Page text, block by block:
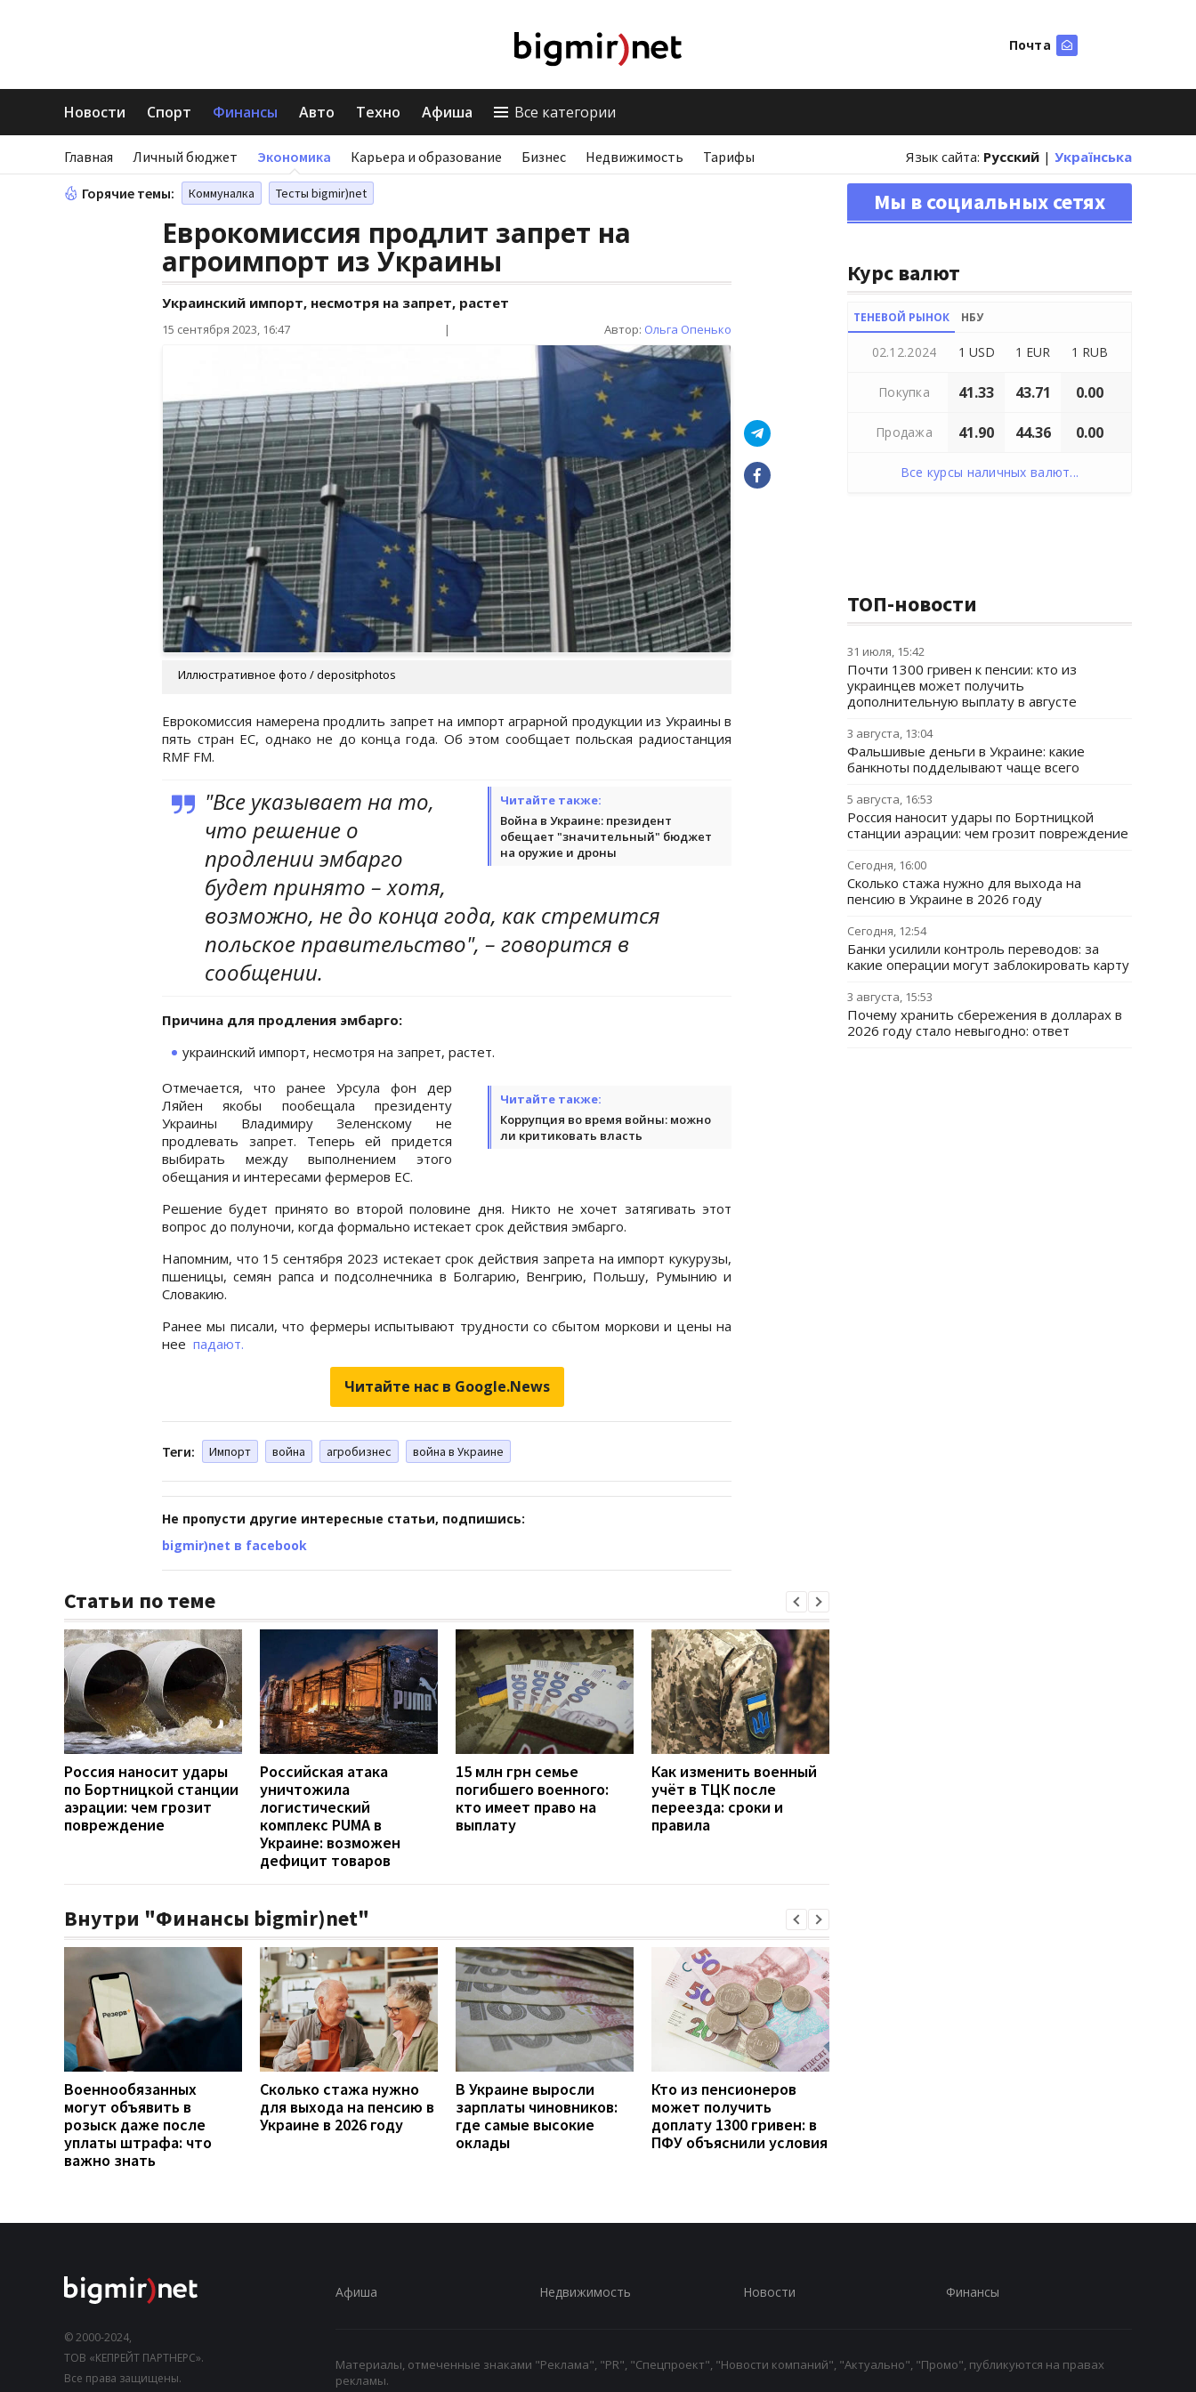
Почта
Новости Спорт Финансы Авто Техно Афиша Все категории
Главная Личный бюджет Экономика Карьера и образование Бизнес Недвижимость Тарифы Язык сайта: Русский | Українська
Горячие темы: Коммуналка Тесты bigmir)net
Еврокомиссия продлит запрет на
агроимпорт из Украины
Украинский импорт, несмотря на запрет, растет
15 сентября 2023, 16:47 | Автор: Ольга Опенько
Иллюстративное фото / depositphotos
Еврокомиссия намерена продлить запрет на импорт аграрной продукции из Украины в
пять стран ЕС, однако не до конца года. Об этом сообщает польская радиостанция
RMF FM.
Читайте также:
Война в Украине: президент
обещает "значительный" бюджет
на оружие и дроны
"Все указывает на то,
что решение о
продлении эмбарго
будет принято – хотя,
возможно, не до конца года, как стремится
польское правительство", – говорится в
сообщении.
Причина для продления эмбарго:
украинский импорт, несмотря на запрет, растет.
Читайте также:
Коррупция во время войны: можно
ли критиковать власть
Отмечается, что ранее Урсула фон дер
Ляйен якобы пообещала президенту
Украины Владимиру Зеленскому не
продлевать запрет. Теперь ей придется
выбирать между выполнением этого
обещания и интересами фермеров ЕС.
Решение будет принято во второй половине дня. Никто не хочет затягивать этот
вопрос до полуночи, когда формально истекает срок действия эмбарго.
Напомним, что 15 сентября 2023 истекает срок действия запрета на импорт кукурузы,
пшеницы, семян рапса и подсолнечника в Болгарию, Венгрию, Польшу, Румынию и
Словакию.
Ранее мы писали, что фермеры испытывают трудности со сбытом моркови и цены на
нее падают.
Читайте нас в Google.News
Теги: Импорт война агробизнес война в Украине
Не пропусти другие интересные статьи, подпишись:
bigmir)net в facebook
Статьи по теме
Россия наносит удары
по Бортницкой станции
аэрации: чем грозит
повреждение
Российская атака
уничтожила
логистический
комплекс PUMA в
Украине: возможен
дефицит товаров
15 млн грн семье
погибшего военного:
кто имеет право на
выплату
Как изменить военный
учёт в ТЦК после
переезда: сроки и
правила
Внутри "Финансы bigmir)net"
Военнообязанных
могут объявить в
розыск даже после
уплаты штрафа: что
важно знать
Сколько стажа нужно
для выхода на пенсию в
Украине в 2026 году
В Украине выросли
зарплаты чиновников:
где самые высокие
оклады
Кто из пенсионеров
может получить
доплату 1300 гривен: в
ПФУ объяснили условия
Мы в социальных сетях
Курс валют
ТЕНЕВОЙ РЫНОК НБУ
02.12.2024 1 USD 1 EUR 1 RUB
Покупка 41.33 43.71 0.00
Продажа 41.90 44.36 0.00
Все курсы наличных валют...
ТОП-новости
31 июля, 15:42
Почти 1300 гривен к пенсии: кто из
украинцев может получить
дополнительную выплату в августе
3 августа, 13:04
Фальшивые деньги в Украине: какие
банкноты подделывают чаще всего
5 августа, 16:53
Россия наносит удары по Бортницкой
станции аэрации: чем грозит повреждение
Сегодня, 16:00
Сколько стажа нужно для выхода на
пенсию в Украине в 2026 году
Сегодня, 12:54
Банки усилили контроль переводов: за
какие операции могут заблокировать карту
3 августа, 15:53
Почему хранить сбережения в долларах в
2026 году стало невыгодно: ответ
© 2000-2024,
ТОВ «КЕПРЕЙТ ПАРТНЕРС».
Все права защищены.
Афиша Недвижимость Новости Финансы
Материалы, отмеченные знаками "Реклама", "PR", "Спецпроект", "Новости компаний", "Актуально", "Промо", публикуются на правах
рекламы.